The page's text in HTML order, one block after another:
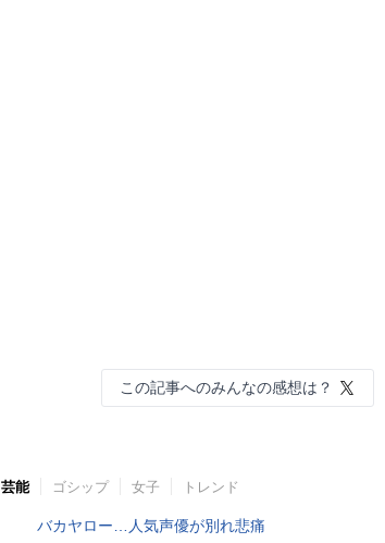
この記事へのみんなの感想は？
芸能 ゴシップ 女子 トレンド
バカヤロー…人気声優が別れ悲痛